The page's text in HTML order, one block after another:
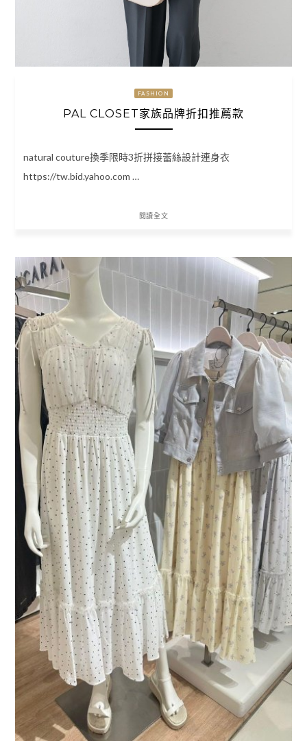
FASHION
PAL CLOSET家族品牌折扣推薦款
natural couture換季限時3折拼接蕾絲設計連身衣
https://tw.bid.yahoo.com …
閱讀全文